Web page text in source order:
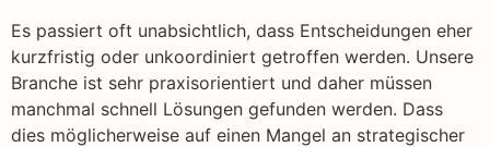
Es passiert oft unabsichtlich, dass Entscheidungen eher
kurzfristig oder unkoordiniert getroffen werden. Unsere
Branche ist sehr praxisorientiert und daher müssen
manchmal schnell Lösungen gefunden werden. Dass
dies möglicherweise auf einen Mangel an strategischer